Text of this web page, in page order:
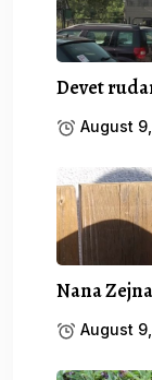
Devet
August
Nana
August